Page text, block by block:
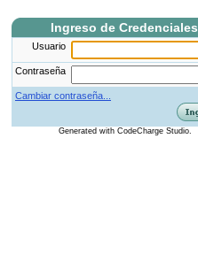
Ingreso de Credenciales
Usuario
Contraseña
Cambiar contraseña...
Generated with CodeCharge Studio.